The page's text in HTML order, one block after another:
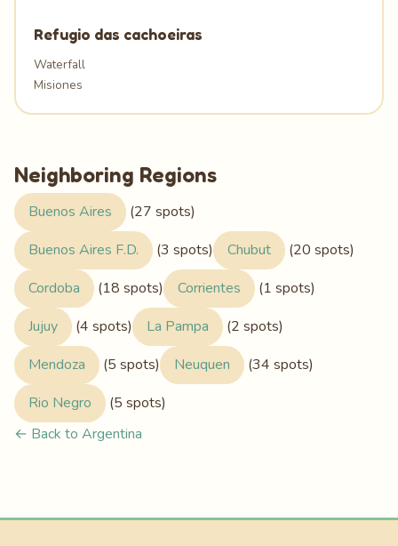
Refugio das cachoeiras
Waterfall
Misiones
Neighboring Regions
Buenos Aires
(27 spots)
Buenos Aires F.D.
(3 spots) Chubut
(20 spots)
Cordoba
(18 spots) Corrientes
(1 spots)
Jujuy
(4 spots) La Pampa
(2 spots)
Mendoza
(5 spots) Neuquen
(34 spots)
Rio Negro
(5 spots)
← Back to Argentina